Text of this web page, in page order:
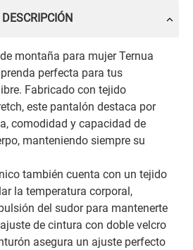
DESCRIPCIÓN
montaña para mujer Ternua
perfecta para tus
Fabricado con tejido
este pantalón destaca por
comodidad y capacidad de
manteniendo siempre su
también cuenta con un tejido
la temperatura corporal,
del sudor para mantenerte
de cintura con doble velcro
asegura un ajuste perfecto